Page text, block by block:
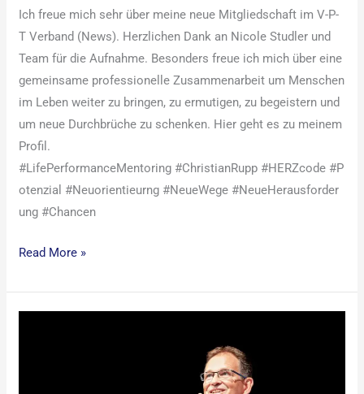
Ich freue mich sehr über meine neue Mitgliedschaft im V-P-
T Verband (News). Herzlichen Dank an Nicole Studler und
Team für die Aufnahme. Besonders freue ich mich über eine
gemeinsame professionelle Zusammenarbeit um Menschen
im Leben weiter zu bringen, zu ermutigen, zu begeistern und
um neue Durchbrüche zu schenken. Hier geht es zu meinem
Profil.
#LifePerformanceMentoring #ChristianRupp #HERZcode #P
otenzial #Neuorientieurng #NeueWege #NeueHerausforder
ung #Chancen
Read More »